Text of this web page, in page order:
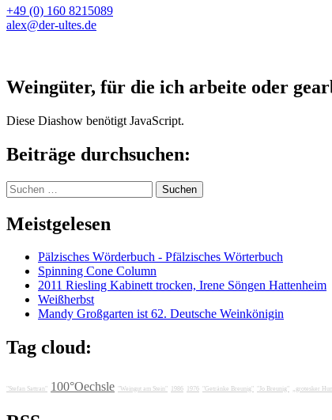
+49 (0) 160 8215089
alex@der-ultes.de
Weingüter, für die ich arbeite oder
Diese Diashow benötigt JavaScript.
Beiträge durchsuchen:
Suchen
nach:
Meistgelesen
Pälzisches Wörderbuch - Pfälzisches Wörterbuch
Spinning Cone Column
2011 Riesling Kabinett trocken, Irene Söngen Hattenheim
Weißherbst
Mandy Großgarten ist 62. Deutsche Weinkönigin
Tag cloud:
"Stefan Sattran" 100°Oechsle "Weingut am Stein" 1986 1976 "Getränke Breunig" "Jo Breunig" „grotesker